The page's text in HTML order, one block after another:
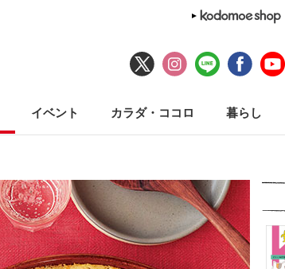
イベント カラダ・ココロ 暮らし